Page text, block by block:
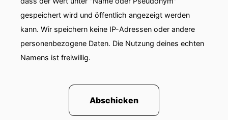
gespeichert wird und öffentlich angezeigt werden
kann. Wir speichern keine IP-Adressen oder andere
personenbezogene Daten. Die Nutzung deines echten
Namens ist freiwillig.
Abschicken